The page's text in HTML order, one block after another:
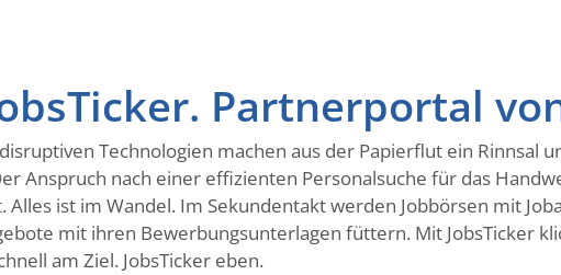
Partnerportal
Technologien machen aus der Papierflut ein Rinnsal
Anspruch nach einer effizienten Personalsuche für das
ist im Wandel. Im Sekundentakt werden Jobbörsen mit
mit ihren Bewerbungsunterlagen füttern. Mit JobsTicker
am Ziel. JobsTicker eben.